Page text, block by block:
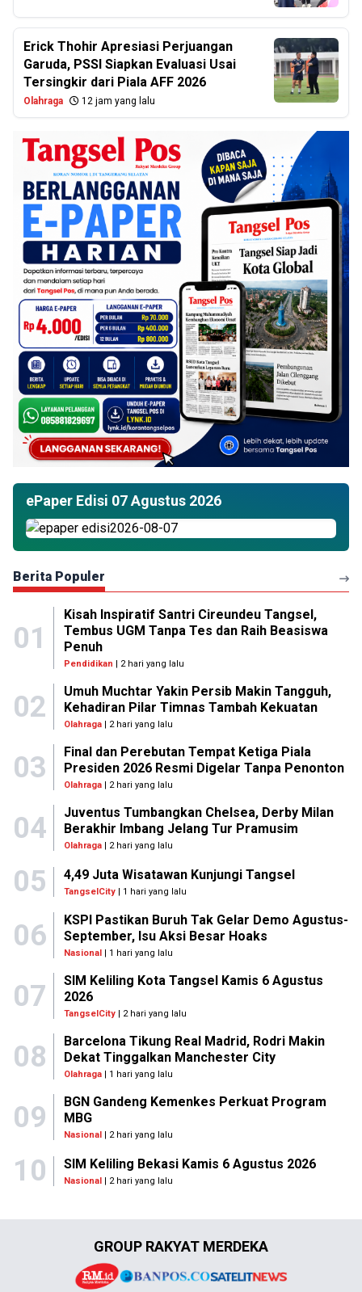
Erick Thohir Apresiasi Perjuangan
Garuda, PSSI Siapkan Evaluasi Usai
Tersingkir dari Piala AFF 2026
Olahraga 12 jam yang lalu
ePaper Edisi 07 Agustus 2026
Berita Populer
01
Kisah Inspiratif Santri Cireundeu Tangsel,
Tembus UGM Tanpa Tes dan Raih Beasiswa
Penuh
Pendidikan | 2 hari yang lalu
02
Umuh Muchtar Yakin Persib Makin Tangguh,
Kehadiran Pilar Timnas Tambah Kekuatan
Olahraga| 2 hari yang lalu
03
Final dan Perebutan Tempat Ketiga Piala
Presiden 2026 Resmi Digelar Tanpa Penonton
Olahraga| 2 hari yang lalu
04
Juventus Tumbangkan Chelsea, Derby Milan
Berakhir Imbang Jelang Tur Pramusim
Olahraga| 2 hari yang lalu
05 4,49 Juta Wisatawan Kunjungi Tangsel
TangselCity | 1 hari yang lalu
06
KSPI Pastikan Buruh Tak Gelar Demo Agustus-
September, Isu Aksi Besar Hoaks
Nasional| 1 hari yang lalu
07
SIM Keliling Kota Tangsel Kamis 6 Agustus
2026
TangselCity| 2 hari yang lalu
08
Barcelona Tikung Real Madrid, Rodri Makin
Dekat Tinggalkan Manchester City
Olahraga| 1 hari yang lalu
09
BGN Gandeng Kemenkes Perkuat Program
MBG
Nasional| 2 hari yang lalu
10 SIM Keliling Bekasi Kamis 6 Agustus 2026
Nasional | 2 hari yang lalu
GROUP RAKYAT MERDEKA